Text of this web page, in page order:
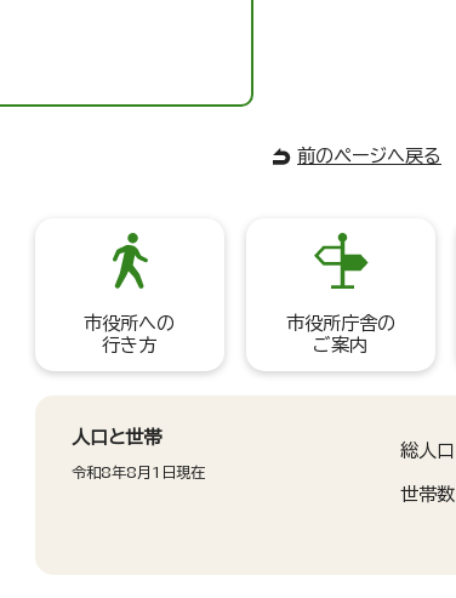
前のページへ戻る
市役所への
行き方
市役所庁舎の
ご案内
人口と世帯
令和8年8月1日現在
総人口
世帯数